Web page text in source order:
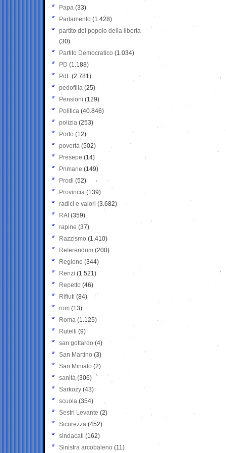
Papa (33)
Parlamento (1.428)
partito del popolo della libertà
(30)
Partito Democratico (1.034)
PD (1.188)
PdL (2.781)
pedofilia (25)
Pensioni (129)
Politica (40.846)
polizia (253)
Porto (12)
povertà (502)
Presepe (14)
Primarie (149)
Prodi (52)
Provincia (139)
radici e valori (3.682)
RAI (359)
rapine (37)
Razzismo (1.410)
Referendum (200)
Regione (344)
Renzi (1.521)
Repetto (46)
Rifiuti (84)
rom (13)
Roma (1.125)
Rutelli (9)
san gottardo (4)
San Martino (3)
San Miniato (2)
sanità (306)
Sarkozy (43)
scuola (354)
Sestri Levante (2)
Sicurezza (452)
sindacati (162)
Sinistra arcobaleno (11)